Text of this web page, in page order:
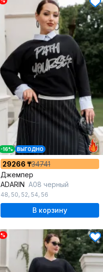
-16% ВЫГОДНО
29266 ₸34741
Джемпер
ADARIN А08 черный
48, 50, 52, 54, 56
В корзину
%